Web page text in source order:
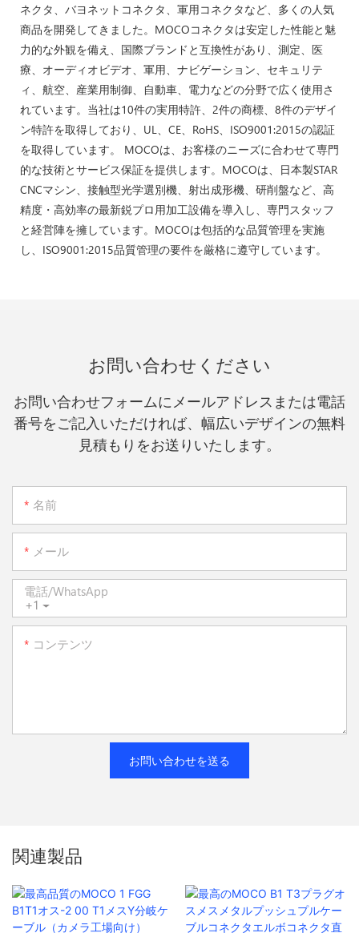
ネクタ、バヨネットコネクタ、軍用コネクタなど、多くの人気
商品を開発してきました。MOCOコネクタは安定した性能と魅
力的な外観を備え、国際ブランドと互換性があり、測定、医
療、オーディオビデオ、軍用、ナビゲーション、セキュリテ
ィ、航空、産業用制御、自動車、電力などの分野で広く使用さ
れています。当社は10件の実用特許、2件の商標、8件のデザイ
ン特許を取得しており、UL、CE、RoHS、ISO9001:2015の認証
を取得しています。 MOCOは、お客様のニーズに合わせて専門
的な技術とサービス保証を提供します。MOCOは、日本製STAR
CNCマシン、接触型光学選別機、射出成形機、研削盤など、高
精度・高効率の最新鋭プロ用加工設備を導入し、専門スタッフ
と経営陣を擁しています。MOCOは包括的な品質管理を実施
し、ISO9001:2015品質管理の要件を厳格に遵守しています。
お問い合わせください
お問い合わせフォームにメールアドレスまたは電話
番号をご記入いただければ、幅広いデザインの無料
見積もりをお送りいたします。
名前
メール
+1
電話/WhatsApp
コンテンツ
お問い合わせを送る
関連製品